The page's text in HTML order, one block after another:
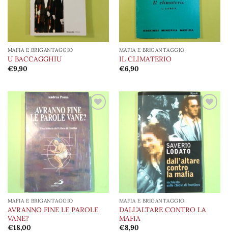
MAFIA E BRIGANTAGGIO
U BACCAGGHIU
€9,90
MAFIA E BRIGANTAGGIO
IL CLIMATERIO
€6,90
Aggiungi
dei
desideri
MAFIA E BRIGANTAGGIO
AVRANNO FINE LE PAROLE
VANE?
€18,00
Aggiungi
alla lista
dei
desideri
MAFIA E BRIGANTAGGIO
DALL’ALTARE CONTRO LA
MAFIA
€8,90